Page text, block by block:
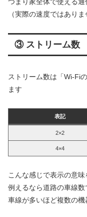
（実際の速度ではありま
③ ストリーム数
ストリーム数は「Wi-Fi
ます
表記
2×2
4×4
こんな感じで表示の意
例えるなら道路の車線数
車線が多いほど複数の